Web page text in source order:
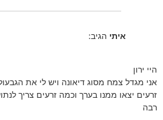
איתי הגיב:
היי ירון
אני מגדל צמח מסוג דיאונה ויש לי את
זרעים יצאו ממנו בערך וכמה זרעים צריך
רבה